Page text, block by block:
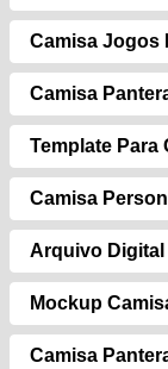
Camisa Jogos
Camisa
Template Para
Camisa
Arquivo Digital
Mockup
Camisa